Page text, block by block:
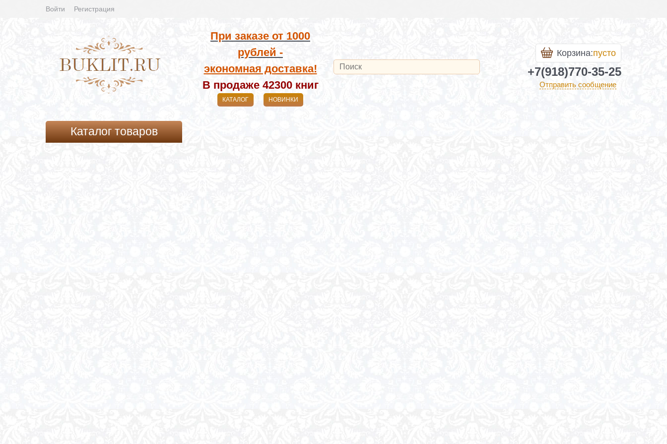
Войти Регистрация
При заказе от 1000
рублей -
экономная доставка!
В продаже 42300 книг
КАТАЛОГ НОВИНКИ
Корзина:пусто
+7(918)770-35-25
Отправить сообщение
Каталог товаров